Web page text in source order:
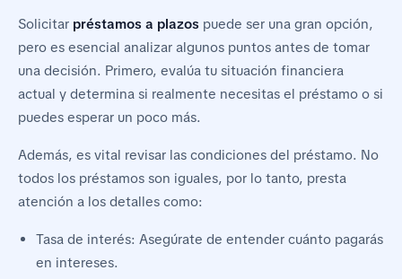
Solicitar préstamos a plazos puede ser una gran opción,
pero es esencial analizar algunos puntos antes de tomar
una decisión. Primero, evalúa tu situación financiera
actual y determina si realmente necesitas el préstamo o si
puedes esperar un poco más.
Además, es vital revisar las condiciones del préstamo. No
todos los préstamos son iguales, por lo tanto, presta
atención a los detalles como:
Tasa de interés: Asegúrate de entender cuánto pagarás
en intereses.